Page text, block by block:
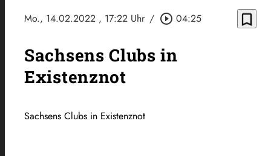
Mo., 14.02.2022 , 17:22 Uhr / play_circle_outline 04:25 bookmark_border
Sachsens Clubs in
Existenznot
Sachsens Clubs in Existenznot